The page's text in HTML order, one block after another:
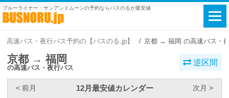
ブルーライナー・サンアンドムーンの予約ならバスのるが最安値
高速バス・夜行バス予約の【バスのる.jp】 京都 → 福岡 の高速バス・
京都 → 福岡
の高速バス・夜行バス
逆区間
< 前月 12月最安値カレンダー
次月 >